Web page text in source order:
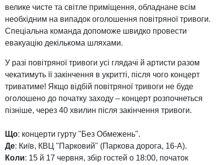
велике чисте та світле приміщення, обладнане всім
необхідним на випадок оголошення повітряної тривоги.
Спеціальна команда допоможе швидко провести
евакуацію декількома шляхами.
У разі повітряної тривоги усі глядачі й артисти разом
чекатимуть її закінчення в укритті, після чого концерт
триватиме! Якщо відбій повітряної тривоги не буде
оголошено до початку заходу – концерт розпочнеться
пізніше, через 40 хвилин після закінчення тривоги.
Що: концерти гурту "Без Обмежень".
Де: Київ, КВЦ "Парковий" (Паркова дорога, 16-А).
Коли: 15 й 17 червня, збір гостей о 18:00, початок